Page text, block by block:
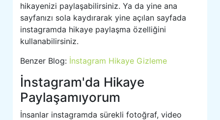
hikayenizi paylaşabilirsiniz. Ya da yine ana
sayfanızı sola kaydırarak yine açılan sayfada
instagramda hikaye paylaşma özelliğini
kullanabilirsiniz.
Benzer Blog: İnstagram Hikaye Gizleme
İnstagram'da Hikaye
Paylaşamıyorum
İnsanlar instagramda sürekli fotoğraf, video